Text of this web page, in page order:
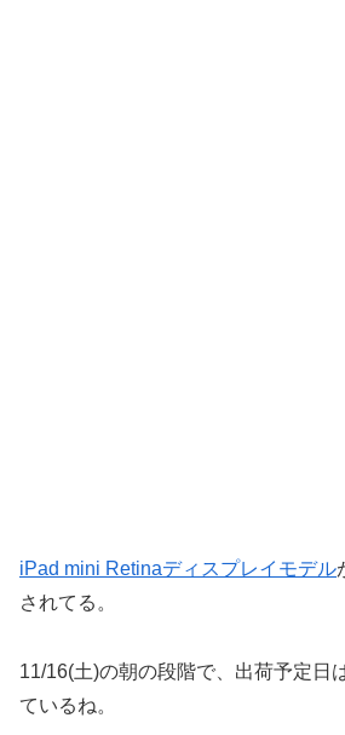
iPad mini Retinaディスプレイモデル
されてる。
11/16(土)の朝の段階で、出荷予定日
ているね。